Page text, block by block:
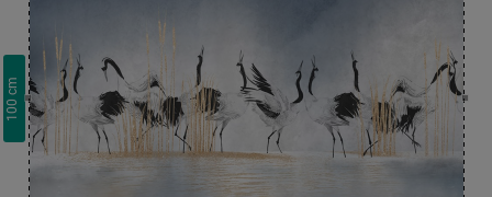
100
cm